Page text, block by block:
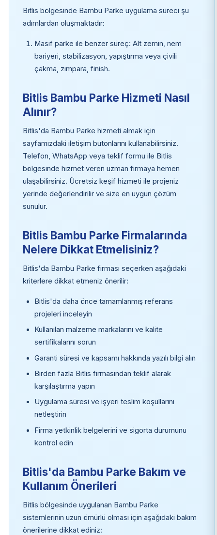
Bitlis bölgesinde Bambu Parke uygulama süreci şu
adımlardan oluşmaktadır:
Masif parke ile benzer süreç: Alt zemin, nem
bariyeri, stabilizasyon, yapıştırma veya çivili
çakma, zımpara, finish.
Bitlis Bambu Parke Hizmeti Nasıl
Alınır?
Bitlis'da Bambu Parke hizmeti almak için
sayfamızdaki iletişim butonlarını kullanabilirsiniz.
Telefon, WhatsApp veya teklif formu ile Bitlis
bölgesinde hizmet veren uzman firmaya hemen
ulaşabilirsiniz. Ücretsiz keşif hizmeti ile projeniz
yerinde değerlendirilir ve size en uygun çözüm
sunulur.
Bitlis Bambu Parke Firmalarında
Nelere Dikkat Etmelisiniz?
Bitlis'da Bambu Parke firması seçerken aşağıdaki
kriterlere dikkat etmeniz önerilir:
Bitlis'da daha önce tamamlanmış referans
projeleri inceleyin
Kullanılan malzeme markalarını ve kalite
sertifikalarını sorun
Garanti süresi ve kapsamı hakkında yazılı bilgi alın
Birden fazla Bitlis firmasından teklif alarak
karşılaştırma yapın
Uygulama süresi ve işyeri teslim koşullarını
netleştirin
Firma yetkinlik belgelerini ve sigorta durumunu
kontrol edin
Bitlis'da Bambu Parke Bakım ve
Kullanım Önerileri
Bitlis bölgesinde uygulanan Bambu Parke
sistemlerinin uzun ömürlü olması için aşağıdaki bakım
önerilerine dikkat ediniz: